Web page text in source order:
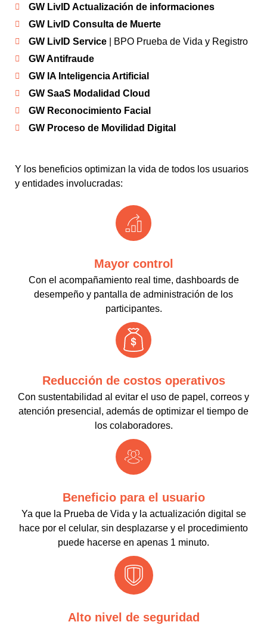
GW LivID Actualización de informaciones
GW LivID Consulta de Muerte
GW LivID Service| BPO Prueba de Vida y Registro
GW Antifraude
GW IA Inteligencia Artificial
GW SaaS Modalidad Cloud
GW Reconocimiento Facial
GW Proceso de Movilidad Digital
Y los beneficios optimizan la vida de todos los usuarios
y entidades involucradas:
Mayor control
Con el acompañamiento real time, dashboards de
desempeño y pantalla de administración de los
participantes.
Reducción de costos operativos
Con sustentabilidad al evitar el uso de papel, correos y
atención presencial, además de optimizar el tiempo de
los colaboradores.
Beneficio para el usuario
Ya que la Prueba de Vida y la actualización digital se
hace por el celular, sin desplazarse y el procedimiento
puede hacerse en apenas 1 minuto.
Alto nivel de seguridad